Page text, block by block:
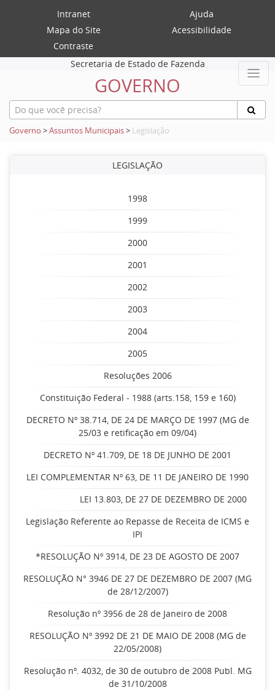
Intranet
Ajuda
Mapa do Site
Acessibilidade
Contraste
Secretaria de Estado de Fazenda
GOVERNO
Governo >Assuntos Municipais> Legislação
LEGISLAÇÃO
1998
1999
2000
2001
2002
2003
2004
2005
Resoluções 2006
Constituição Federal - 1988 (arts.158, 159 e 160)
DECRETO Nº 38.714, DE 24 DE MARÇO DE 1997 (MG de
25/03 e retificação em 09/04)
DECRETO Nº 41.709, DE 18 DE JUNHO DE 2001
LEI COMPLEMENTAR Nº 63, DE 11 DE JANEIRO DE 1990
LEI 13.803, DE 27 DE DEZEMBRO DE 2000
Legislação Referente ao Repasse de Receita de ICMS e
IPI
*RESOLUÇÃO Nº 3914, DE 23 DE AGOSTO DE 2007
RESOLUÇÃO N° 3946 DE 27 DE DEZEMBRO DE 2007 (MG
de 28/12/2007)
Resolução nº 3956 de 28 de Janeiro de 2008
RESOLUÇÃO Nº 3992 DE 21 DE MAIO DE 2008 (MG de
22/05/2008)
Resolução nº. 4032, de 30 de outubro de 2008 Publ. MG
de 31/10/2008